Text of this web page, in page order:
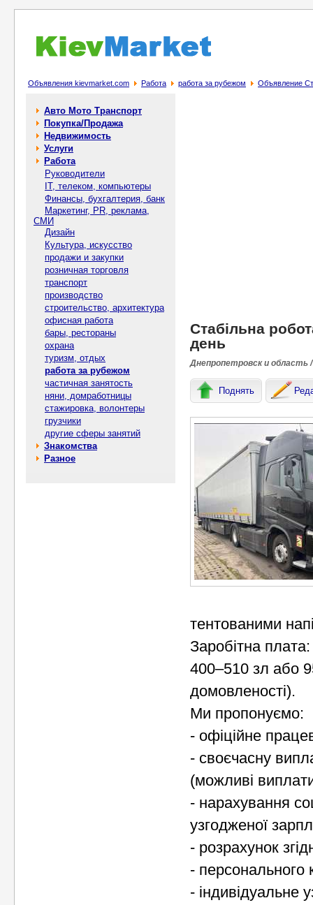
Объявления kievmarket.com Работа работа за рубежом Объявление
Авто Мото Транспорт
Покупка/Продажа
Недвижимость
Услуги
Работа
Руководители
IT, телеком, компьютеры
Финансы, бухгалтерия, банк
Маркетинг, PR, реклама,
СМИ
Дизайн
Культура, искусство
продажи и закупки
розничная торговля
транспорт
производство
строительство, архитектура
офисная работа
бары, рестораны
охрана
туризм, отдых
работа за рубежом
частичная занятость
няни, домработницы
стажировка, волонтеры
грузчики
другие сферы занятий
Знакомства
Разное
Стабільна
день
Днепропетровск и область
Поднять
тентованими
Заробітна плата:
400–510 зл або
домовленості).
Ми пропонуємо:
- офіційне
- своєчасну
(можливі
- нарахування
узгодженої
- розрахунок
- персонального
- індивідуальне